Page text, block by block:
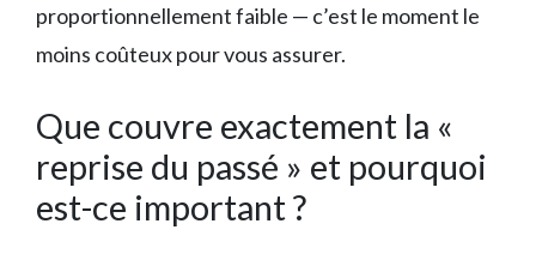
proportionnellement faible — c’est le moment le
moins coûteux pour vous assurer.
Que couvre exactement la «
reprise du passé » et pourquoi
est-ce important ?